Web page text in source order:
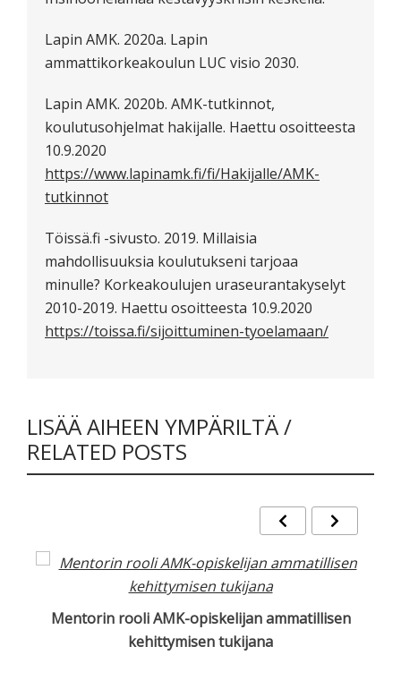
Lapin AMK. 2020a. Lapin
ammattikorkeakoulun LUC visio 2030.
Lapin AMK. 2020b. AMK-tutkinnot,
koulutusohjelmat hakijalle. Haettu osoitteesta
10.9.2020
https://www.lapinamk.fi/fi/Hakijalle/AMK-
tutkinnot
Töissä.fi -sivusto. 2019. Millaisia
mahdollisuuksia koulutukseni tarjoaa
minulle? Korkeakoulujen uraseurantakyselyt
2010-2019. Haettu osoitteesta 10.9.2020
https://toissa.fi/sijoittuminen-tyoelamaan/
LISÄÄ AIHEEN YMPÄRILTÄ /
RELATED POSTS
Mentorin rooli AMK-opiskelijan ammatillisen
kehittymisen tukijana